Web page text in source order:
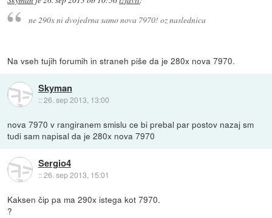
ne 290x ni dvojedrna samo nova 7970! oz naslednica
Na vseh tujih forumih in straneh piše da je 280x nova 7970.
Skyman
::26. sep 2013, 13:00
nova 7970 v rangiranem smislu ce bi prebal par postov nazaj sm
tudi sam napisal da je 280x nova 7970
Sergio4
::26. sep 2013, 15:01
Kaksen čip pa ma 290x istega kot 7970.
?